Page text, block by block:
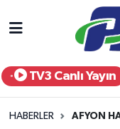
TV3 Canlı Yayın
HABERLER AFYON
Yurt Haber
Afyon Haber